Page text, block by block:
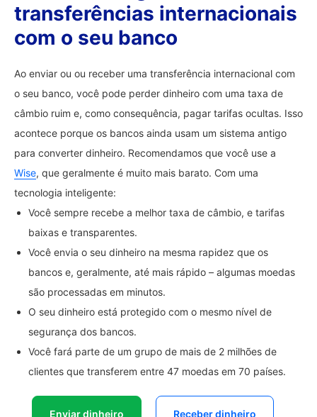
transferências internacionais
com o seu banco
Ao enviar ou ou receber uma transferência internacional com
o seu banco, você pode perder dinheiro com uma taxa de
câmbio ruim e, como consequência, pagar tarifas ocultas. Isso
acontece porque os bancos ainda usam um sistema antigo
para converter dinheiro. Recomendamos que você use a
Wise, que geralmente é muito mais barato. Com uma
tecnologia inteligente:
Você sempre recebe a melhor taxa de câmbio, e tarifas
baixas e transparentes.
Você envia o seu dinheiro na mesma rapidez que os
bancos e, geralmente, até mais rápido – algumas moedas
são processadas em minutos.
O seu dinheiro está protegido com o mesmo nível de
segurança dos bancos.
Você fará parte de um grupo de mais de 2 milhões de
clientes que transferem entre 47 moedas em 70 países.
Enviar dinheiro Receber dinheiro